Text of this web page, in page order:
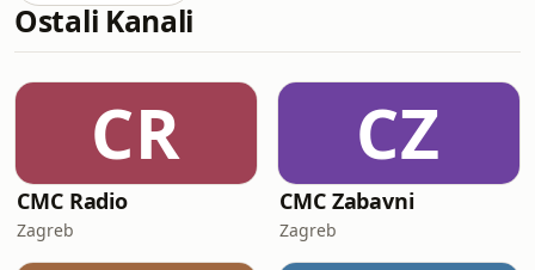
Ostali Kanali
CR
CMC Radio
Zagreb
CZ
CMC Zabavni
Zagreb